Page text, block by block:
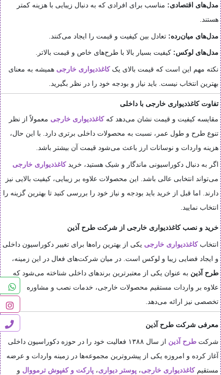
مدل‌های اقتصادی: مناسب برای افرادی که به دنبال زیبایی با هزینه کمتر
هستند.
مدل‌های میان‌رده: تعادل بین کیفیت و قیمت را ایجاد می‌کنند.
مدل‌های لوکس: کیفیت بسیار بالا با طرح‌های خاص و قیمت بالاتر.
نکته مهم این است که قیمت بالای یککاغذدیواری خارجی همیشه به معنای
بهترین انتخاب نیست. باید نیاز و بودجه خود را در نظر بگیرید.
تفاوت کاغذدیواری خارجی با داخلی
مقایسه کیفیت و قیمت نشان می‌دهد کهکاغذدیواری خارجی معمولاً از نظر
تنوع طرح و طول عمر، نسبت به محصولات داخلی برتری دارد. با این حال،
هزینه واردات و نوسانات ارز باعث می‌شود قیمت آن بیشتر باشد.
اگر به دنبال دکوراسیونی ماندگار و شیک هستید، خریدکاغذدیواری خارجی
می‌تواند انتخابی عالی باشد. این محصولات علاوه بر زیبایی، کیفیت بالایی نیز
دارند. اما قبل از خرید باید بودجه و نیاز خود را بررسی کنید تا بهترین گزینه را
انتخاب نمایید.
خرید و نصب کاغذدیواری خارجی از شرکت طرح آذین
انتخابکاغذدیواری خارجی یکی از بهترین راه‌ها برای تغییر دکوراسیون داخلی
و ایجاد فضایی زیبا و لوکس است. در میان شرکت‌های فعال در این زمینه،
طرح آذین به عنوان یکی از معتبرترین برندهای داخلی شناخته می‌شود که
علاوه بر واردات مستقیم محصولات خارجی، خدمات نصب و مشاوره
تخصصی نیز ارائه می‌دهد.
معرفی شرکت طرح آذین
شرکت طرح آذین
از سال ۱۳۸۸ فعالیت خود را در حوزه دکوراسیون داخلی
آغاز کرده و امروزه یکی از پیشروترین مجموعه‌ها در زمینه واردات و عرضه
مستقیمکاغذدیواری خارجی، پوستر دیواری، پارکت و کفپوش ترمووال و